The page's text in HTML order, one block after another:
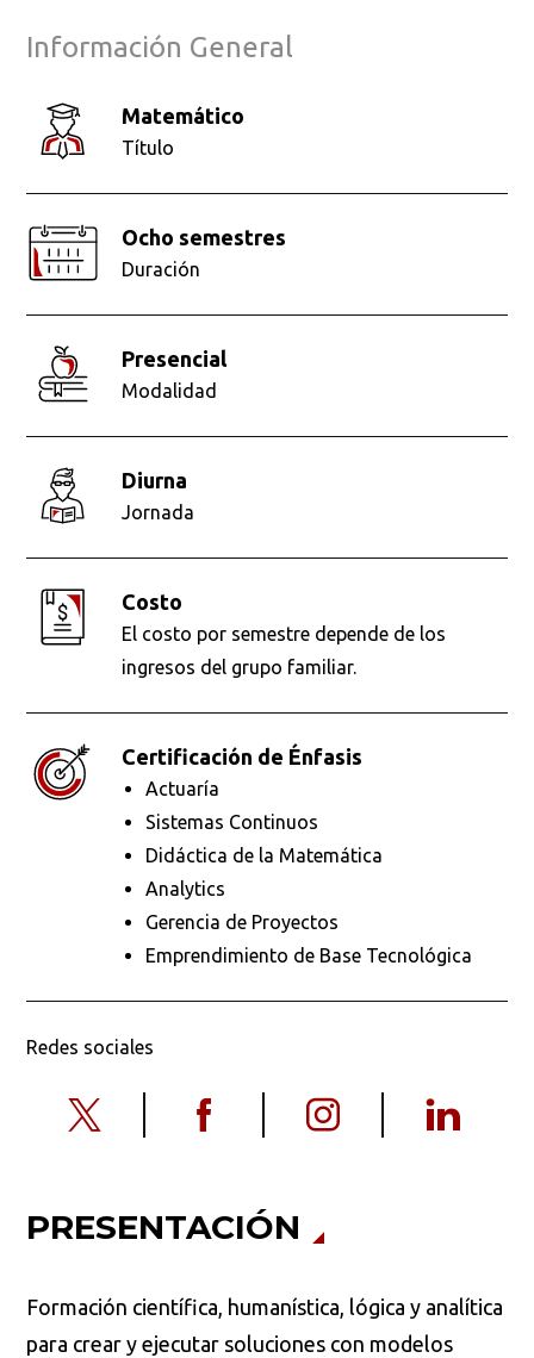
Información General
Matemático
Título
Ocho semestres
Duración
presencial
Modalidad
diurna
Jornada
Costo
El costo por semestre depende de los
ingresos del grupo familiar.
Certificación de Énfasis
Actuaría
Sistemas Continuos
Didáctica de la Matemática
Analytics
Gerencia de Proyectos
Emprendimiento de Base Tecnológica
Redes sociales
PRESENTACIÓN
Formación científica, humanística, lógica y analítica
para crear y ejecutar soluciones con modelos